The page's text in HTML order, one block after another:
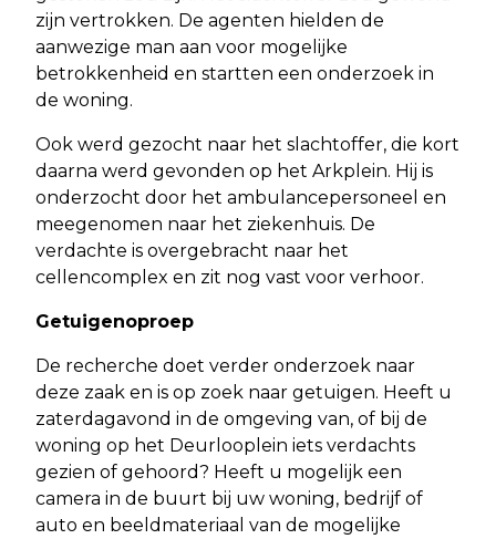
zijn vertrokken. De agenten hielden de
aanwezige man aan voor mogelijke
betrokkenheid en startten een onderzoek in
de woning.
Ook werd gezocht naar het slachtoffer, die kort
daarna werd gevonden op het Arkplein. Hij is
onderzocht door het ambulancepersoneel en
meegenomen naar het ziekenhuis. De
verdachte is overgebracht naar het
cellencomplex en zit nog vast voor verhoor.
Getuigenoproep
De recherche doet verder onderzoek naar
deze zaak en is op zoek naar getuigen. Heeft u
zaterdagavond in de omgeving van, of bij de
woning op het Deurlooplein iets verdachts
gezien of gehoord? Heeft u mogelijk een
camera in de buurt bij uw woning, bedrijf of
auto en beeldmateriaal van de mogelijke